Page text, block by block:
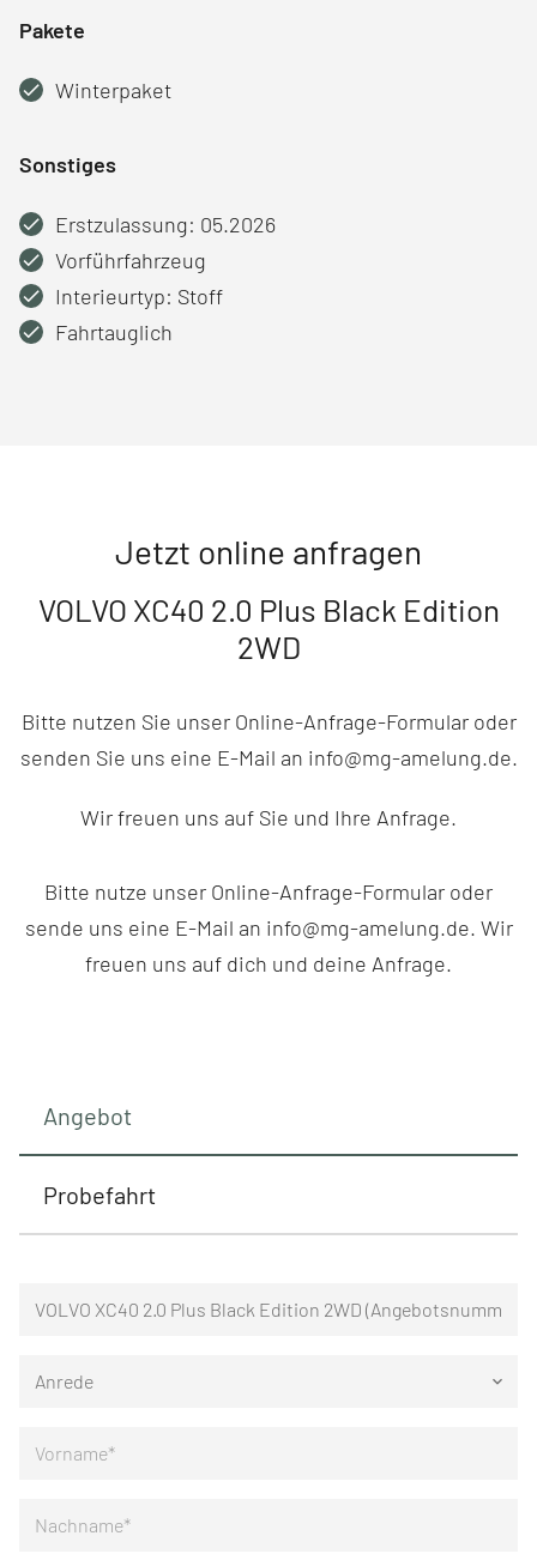
Pakete
Winterpaket
Sonstiges
Erstzulassung: 05.2026
Vorführfahrzeug
Interieurtyp: Stoff
Fahrtauglich
Jetzt online anfragen
VOLVO XC40 2.0 Plus Black Edition
2WD
Bitte nutzen Sie unser Online-Anfrage-Formular oder
senden Sie uns eine E-Mail an info@mg-amelung.de.
Wir freuen uns auf Sie und Ihre Anfrage.
Bitte nutze unser Online-Anfrage-Formular oder
sende uns eine E-Mail an info@mg-amelung.de. Wir
freuen uns auf dich und deine Anfrage.
Angebot
Probefahrt
Anrede keyboard_arrow_down